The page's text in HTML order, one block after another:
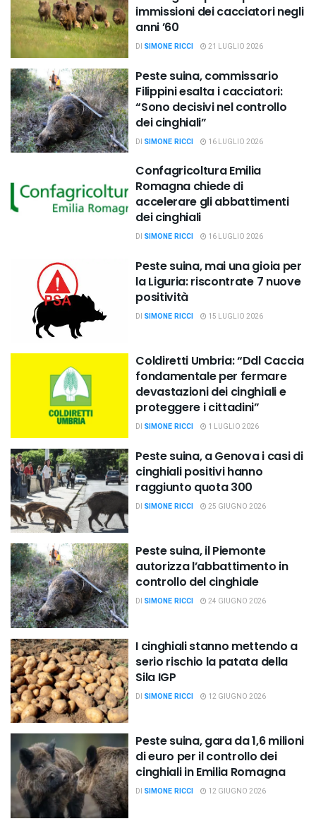
immissioni dei cacciatori negli
anni ’60
DI SIMONE RICCI 21 LUGLIO 2026
Peste suina, commissario
Filippini esalta i cacciatori:
“Sono decisivi nel controllo
dei cinghiali”
DI SIMONE RICCI 16 LUGLIO 2026
Confagricoltura Emilia
Romagna chiede di
accelerare gli abbattimenti
dei cinghiali
DI SIMONE RICCI 16 LUGLIO 2026
Peste suina, mai una gioia per
la Liguria: riscontrate 7 nuove
positività
DI SIMONE RICCI 15 LUGLIO 2026
Coldiretti Umbria: “Ddl Caccia
fondamentale per fermare
devastazioni dei cinghiali e
proteggere i cittadini”
DI SIMONE RICCI 1 LUGLIO 2026
Peste suina, a Genova i casi di
cinghiali positivi hanno
raggiunto quota 300
DI SIMONE RICCI 25 GIUGNO 2026
Peste suina, il Piemonte
autorizza l’abbattimento in
controllo del cinghiale
DI SIMONE RICCI 24 GIUGNO 2026
I cinghiali stanno mettendo a
serio rischio la patata della
Sila IGP
DI SIMONE RICCI 12 GIUGNO 2026
Peste suina, gara da 1,6 milioni
di euro per il controllo dei
cinghiali in Emilia Romagna
DI SIMONE RICCI 12 GIUGNO 2026